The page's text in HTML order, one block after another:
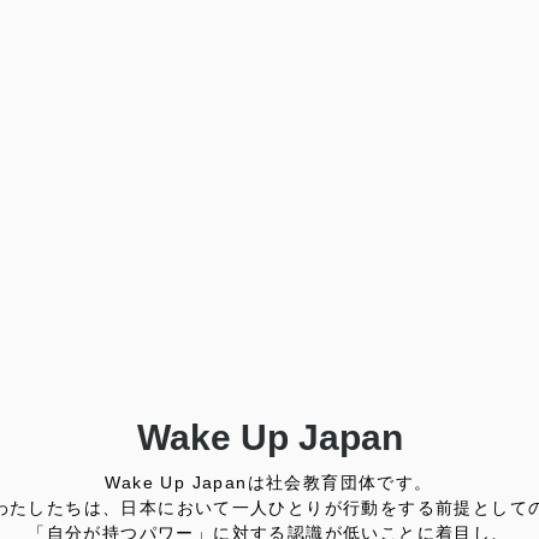
Wake Up Japan
Wake Up Japanは社会教育団体です。
たしたちは、日本において一人ひとりが行動をする前提として
「自分が持つパワー」に対する認識が低いことに着目し、